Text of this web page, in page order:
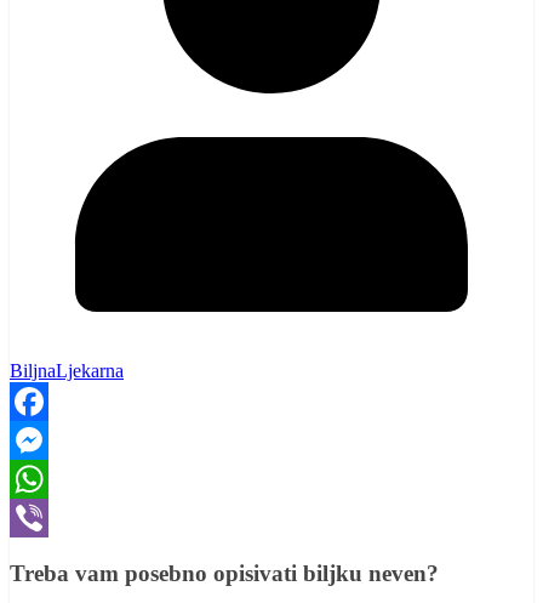
BiljnaLjekarna
Facebook
Messenger
WhatsApp
Treba vam posebno opisivati biljku neven?